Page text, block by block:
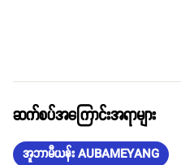
ဆက်စပ်အကြောင်းအရာများ
အူဘာမီယန်း AUBAMEYANG